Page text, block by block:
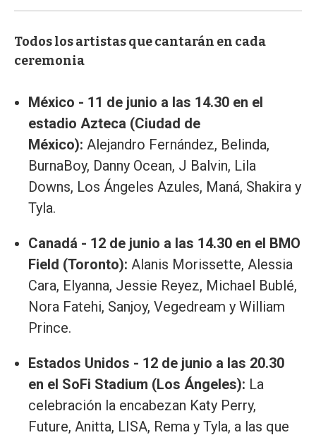
Todos los artistas que cantarán en cada
ceremonia
México - 11 de junio a las 14.30 en el
estadio Azteca (Ciudad de
México): Alejandro Fernández, Belinda,
BurnaBoy, Danny Ocean, J Balvin, Lila
Downs, Los Ángeles Azules, Maná, Shakira y
Tyla.
Canadá - 12 de junio a las 14.30 en el BMO
Field (Toronto): Alanis Morissette, Alessia
Cara, Elyanna, Jessie Reyez, Michael Bublé,
Nora Fatehi, Sanjoy, Vegedream y William
Prince.
Estados Unidos - 12 de junio a las 20.30
en el SoFi Stadium (Los Ángeles): La
celebración la encabezan Katy Perry,
Future, Anitta, LISA, Rema y Tyla, a las que